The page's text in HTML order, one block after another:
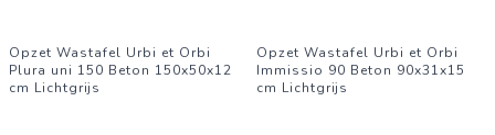
Opzet Wastafel Urbi et Orbi
Plura uni 150 Beton 150x50x12
cm Lichtgrijs
Opzet Wastafel Urbi et Orbi
Immissio 90 Beton 90x31x15
cm Lichtgrijs